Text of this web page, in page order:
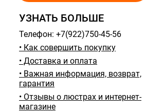
УЗНАТЬ БОЛЬШЕ
Телефон: +7(922)750-45-56
• Как совершить покупку
• Доставка и оплата
• Важная информация, возврат,
гарантия
• Отзывы о люстрах и интернет-
магазине